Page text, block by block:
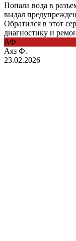
Попала вода в
выдал
Обратился в этот
диагностику и
АФ
Аяз Ф.
23.02.2026